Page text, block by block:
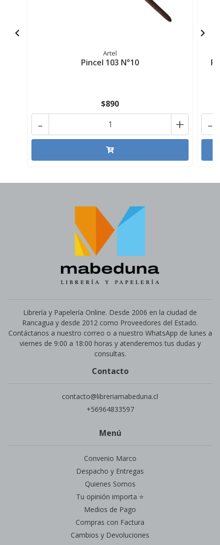
Artel
Pincel 103 N°10
$890
+
- -
Librería y Papelería Online. Desde 2006 en la ciudad de
Rancagua y desde 2012 como Proveedores del Estado.
Contáctanos a nuestro correo o a nuestro WhatsApp de lunes a
viernes de 9:00 a 18:00 horas y atenderemos tus dudas y
consultas.
Contacto
contacto@libreriamabeduna.cl
+56964833597
Menú
Convenio Marco
Despacho y Entregas
Quienes Somos
Tu opinión importa ⭐
Medios de Pago
Compras con Factura
Cambios y Devoluciones